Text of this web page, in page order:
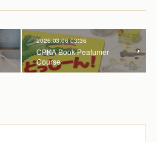
2026.03.06 03:36
CPKA Book Peafumer
Course